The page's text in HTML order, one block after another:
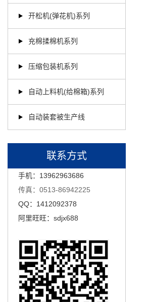
开松机(弹花机)系列
充棉揉棉机系列
压缩包装机系列
自动上料机(给棉箱)系列
自动装套被生产线
联系方式
手机：13962963686
传真：0513-86942225
QQ：1412092378
阿里旺旺：sdjx688